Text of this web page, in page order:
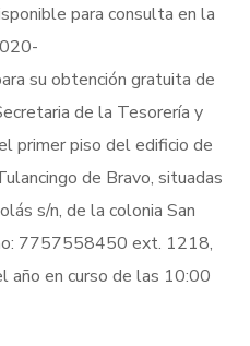
para consulta en la
su obtención gratuita de
de la Tesorería y
primer piso del edificio de
de Bravo, situadas
s/n, de la colonia San
7757558450 ext. 1218,
año en curso de las 10:00